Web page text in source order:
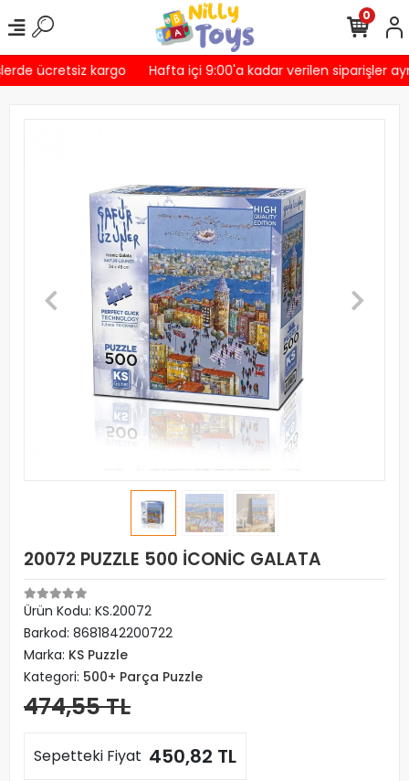
ücretsiz kargo Hafta içi 9:00'a kadar verilen siparişler
0
20072 PUZZLE 500 İCONİC GALATA
Ürün Kodu: KS.20072
Barkod: 8681842200722
Marka: KS Puzzle
Kategori: 500+ Parça Puzzle
474,55 TL
Sepetteki Fiyat 450,82 TL